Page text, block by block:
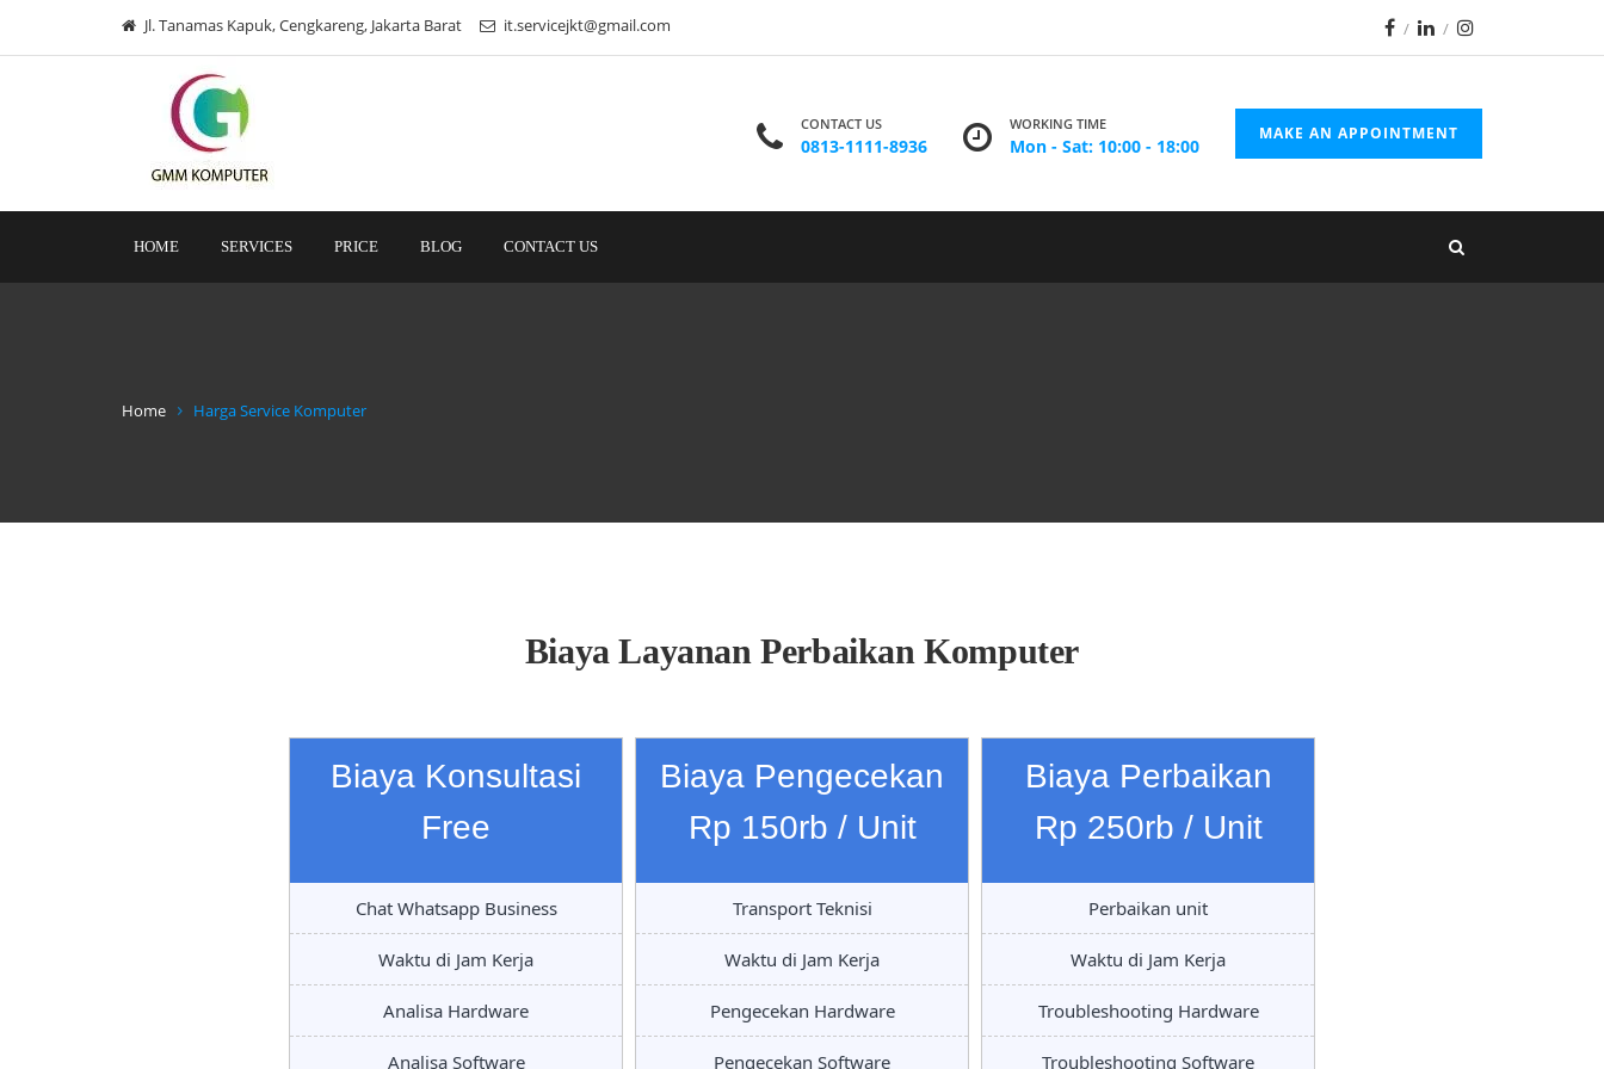
Jl. Tanamas Kapuk, Cengkareng, Jakarta Barat it.servicejkt@gmail.com
CONTACT US
0813-1111-8936
WORKING TIME
Mon - Sat: 10:00 - 18:00
MAKE AN APPOINTMENT
HOME SERVICES PRICE BLOG CONTACT US
Home Harga Service Komputer
Biaya Layanan Perbaikan Komputer
Biaya Konsultasi
Free
Chat Whatsapp Business
Waktu di Jam Kerja
Analisa Hardware
Analisa Software
Biaya Pengecekan
Rp 150rb / Unit
Transport Teknisi
Waktu di Jam Kerja
Pengecekan Hardware
Pengecekan Software
Biaya Perbaikan
Rp 250rb / Unit
Perbaikan unit
Waktu di Jam Kerja
Troubleshooting Hardware
Troubleshooting Software